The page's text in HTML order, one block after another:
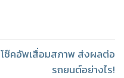
โช๊คอัพเสื่อมสภาพ ส่งผลต่อ
รถยนต์อย่างไร!